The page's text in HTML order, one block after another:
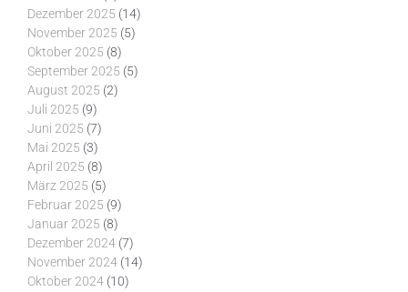
Dezember 2025 (14)
November 2025 (5)
Oktober 2025 (8)
September 2025 (5)
August 2025 (2)
Juli 2025 (9)
Juni 2025 (7)
Mai 2025 (3)
April 2025 (8)
März 2025 (5)
Februar 2025 (9)
Januar 2025 (8)
Dezember 2024 (7)
November 2024 (14)
Oktober 2024 (10)